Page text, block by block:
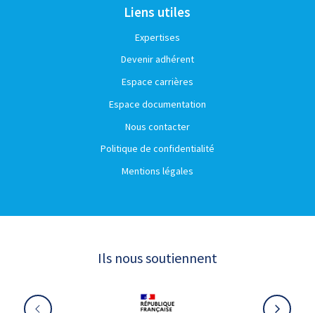
Liens utiles
Expertises
Devenir adhérent
Espace carrières
Espace documentation
Nous contacter
Politique de confidentialité
Mentions légales
Ils nous soutiennent